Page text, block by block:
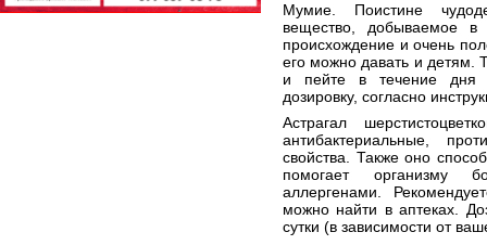
Мумие. Поистине
вещество, добываемое
происхождение и очень
его можно давать и детям.
и пейте в течение дня
дозировку, согласно
Астрагал
антибактериальные,
свойства. Также оно
помогает организму
аллергенами.
можно найти в аптеках.
сутки (в зависимости от